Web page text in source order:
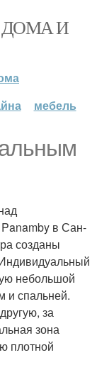
ДОМА И
мебель
в Сан-
созданы
небольшой
и спальней.
за
зона
плотной